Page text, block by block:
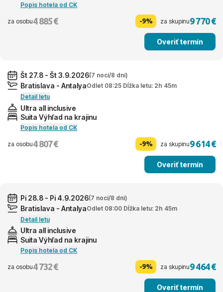
Popis hotela od CK
za osobu4 885 € -9% za skupinu9 770 €
Overiť termín
Št 27.8 - Št 3.9.2026(7 nocí/8 dní)
Bratislava - AntalyaOdlet 08:25 Dĺžka letu: 2h 45m
Detail letu
Ultra all inclusive
Suita Výhľad na krajinu
Popis hotela od CK
za osobu4 807 € -9% za skupinu9 614 €
Overiť termín
Pi 28.8 - Pi 4.9.2026(7 nocí/8 dní)
Bratislava - AntalyaOdlet 08:00 Dĺžka letu: 2h 45m
Detail letu
Ultra all inclusive
Suita Výhľad na krajinu
Popis hotela od CK
za osobu4 732 € -9% za skupinu9 464 €
Overiť termín